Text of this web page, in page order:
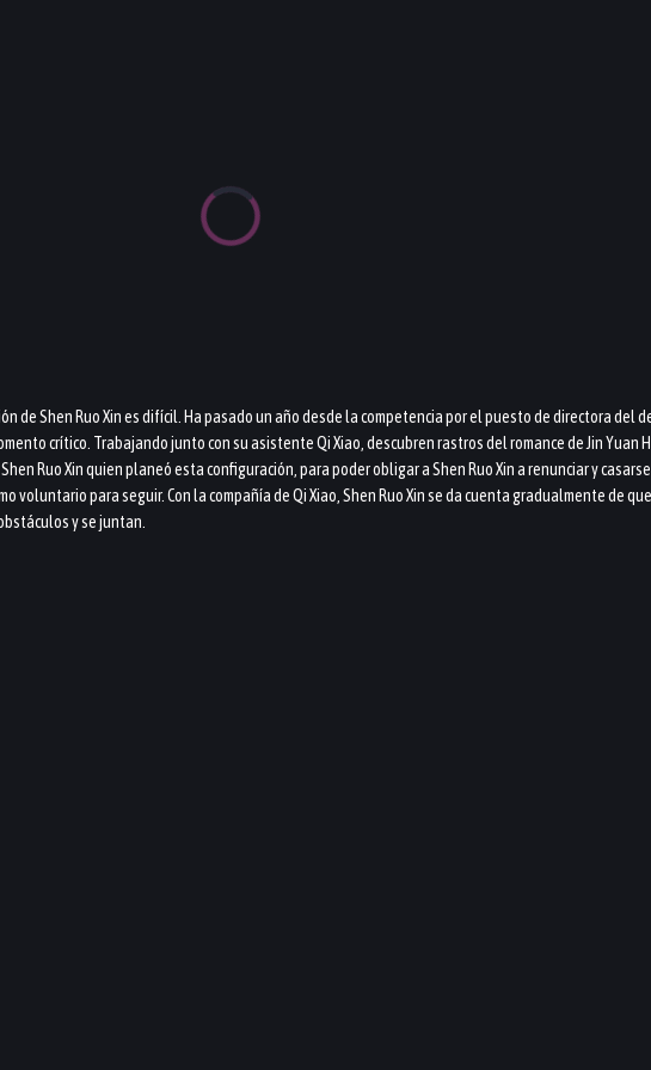
de Shen Ruo Xin es difícil. Ha pasado un año desde la competencia por el puesto de directora
crítico. Trabajando junto con su asistente Qi Xiao, descubren rastros del romance de Jin
Ruo Xin quien planeó esta configuración, para poder obligar a Shen Ruo Xin a renunciar y
para seguir. Con la compañía de Qi Xiao, Shen Ruo Xin se da cuenta gradualmente de
y se juntan.